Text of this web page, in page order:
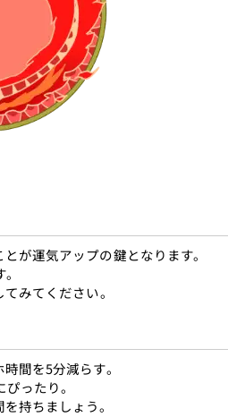
が運気アップの鍵となります。
みてください。
間を5分減らす。
ったり。
持ちましょう。